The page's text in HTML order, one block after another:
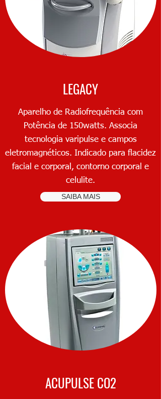
LEGACY
Aparelho de Radiofrequência com
Potência de 150watts. Associa
tecnologia varipulse e campos
eletromagnéticos. Indicado para flacidez
facial e corporal, contorno corporal e
celulite.
SAIBA MAIS
ACUPULSE CO2